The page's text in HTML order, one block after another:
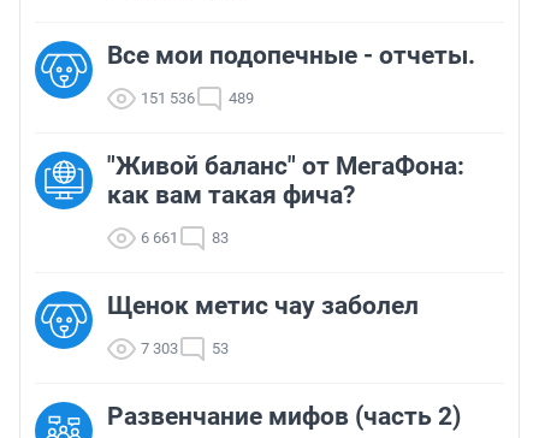
Все мои подопечные - отчеты.
151 536 489
"Живой баланс" от МегаФона:
как вам такая фича?
6 661 83
Щенок метис чау заболел
7 303 53
Развенчание мифов (часть 2)